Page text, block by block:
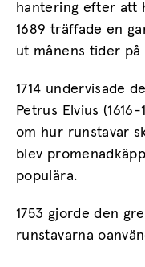
hantering efter att
1689 träffade en
ut månens tider på
1714 undervisade
Petrus Elvius
om hur runstavar
blev
populära.
1753 gjorde den
runstavarna